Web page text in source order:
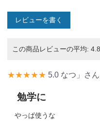
レビューを書く
この商品レビューの平均: 4.8
★★★★★ 5.0 なつ」さん
勉学に
やっぱ使うな